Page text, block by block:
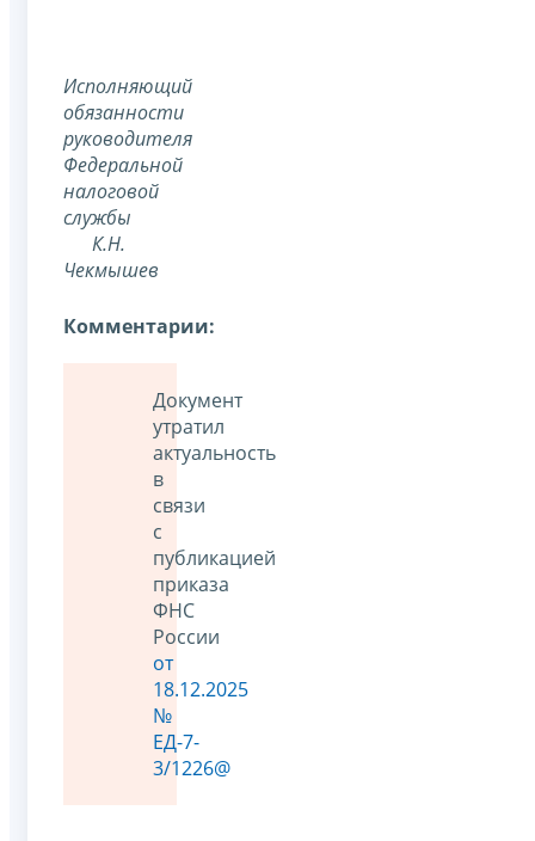
Исполняющий
обязанности
руководителя
Федеральной
налоговой
службы
К.Н.
Чекмышев
Комментарии:
Документ
утратил
актуальность
в
связи
с
публикацией
приказа
ФНС
России
от
18.12.2025
№
ЕД-7-
3/1226@